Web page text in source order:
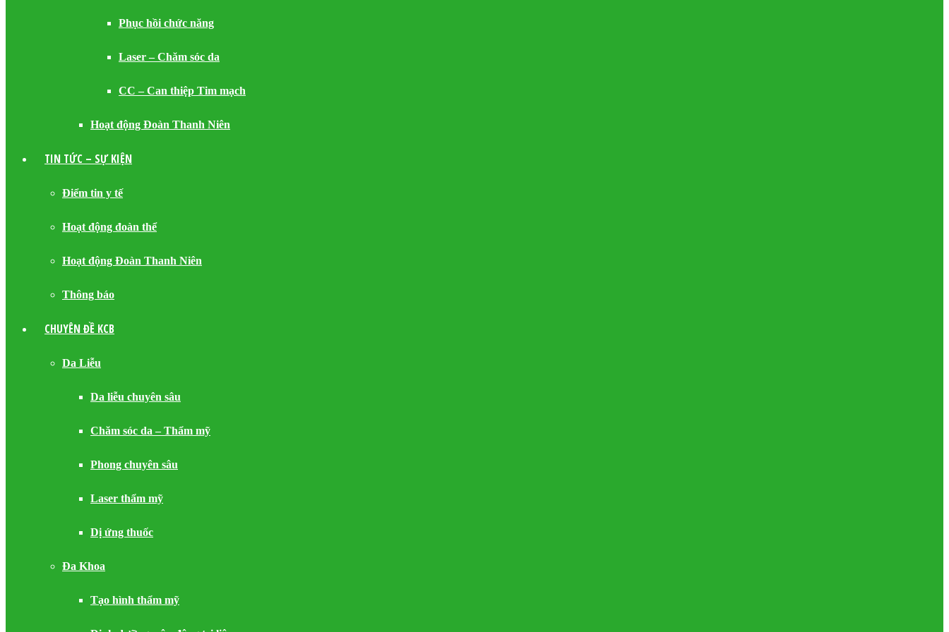
Phục hồi chức năng
Laser – Chăm sóc da
CC – Can thiệp Tim mạch
Hoạt động Đoàn Thanh Niên
TIN TỨC – SỰ KIỆN
Điểm tin y tế
Hoạt động đoàn thể
Hoạt động Đoàn Thanh Niên
Thông báo
CHUYÊN ĐỀ KCB
Da Liễu
Da liễu chuyên sâu
Chăm sóc da – Thẩm mỹ
Phong chuyên sâu
Laser thẩm mỹ
Dị ứng thuốc
Đa Khoa
Tạo hình thẩm mỹ